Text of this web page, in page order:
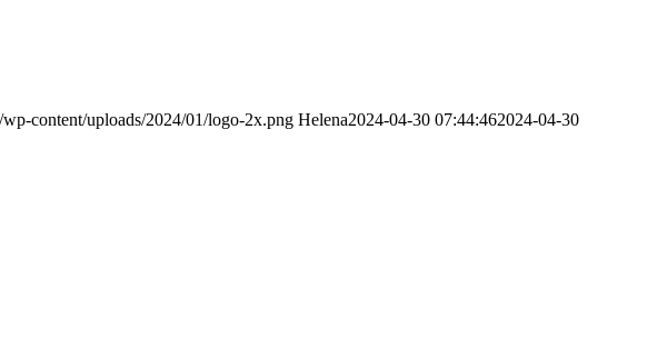
content/uploads/2024/01/logo-2x.png Helena2024-04-30 07:44:462024-04-30